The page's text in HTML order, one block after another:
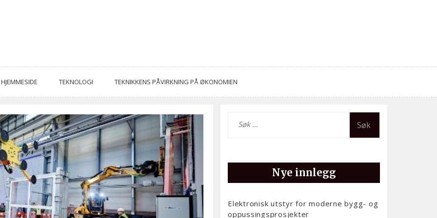
HJEMMESIDE TEKNOLOGI TEKNIKKENS PÅVIRKNING PÅ ØKONOMIEN
etter:
Nye innlegg
Elektronisk utstyr for moderne bygg- og
oppussingsprosjekter